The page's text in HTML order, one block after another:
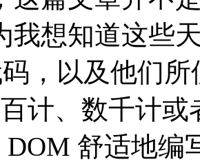
我想知道这些
，以及他们
计、数千计
舒适地编